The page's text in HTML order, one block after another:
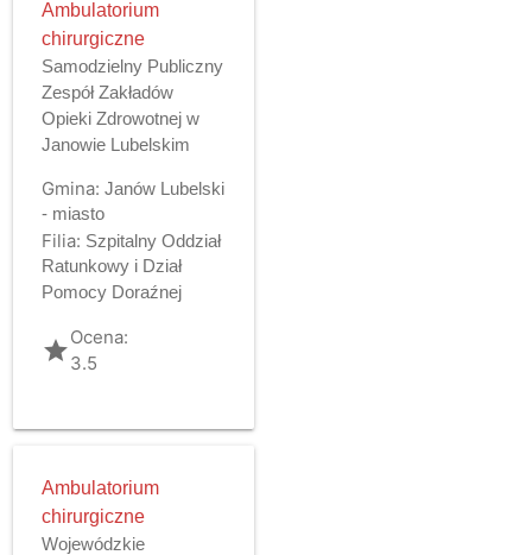
Ambulatorium
chirurgiczne
Samodzielny Publiczny
Zespół Zakładów
Opieki Zdrowotnej w
Janowie Lubelskim
Gmina: Janów Lubelski
- miasto
Filia: Szpitalny Oddział
Ratunkowy i Dział
Pomocy Doraźnej
gradeOcena:
3.5
Ambulatorium
chirurgiczne
Wojewódzkie